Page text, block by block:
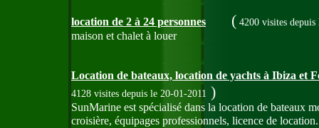
location de 2 à 24 personnes ( 4200 visites depuis
maison et chalet à louer
Location de bateaux, location de yachts à Ibiza et
4128 visites depuis le 20-01-2011 )
SunMarine est spécialisé dans la location de bateaux
croisière, équipages professionnels, licence de location.